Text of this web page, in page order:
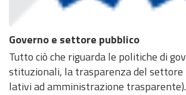
Governo e settore pubblico
Tutto ciò che riguarda le politiche di
stituzionali, la trasparenza del settore
lativi ad amministrazione trasparente).